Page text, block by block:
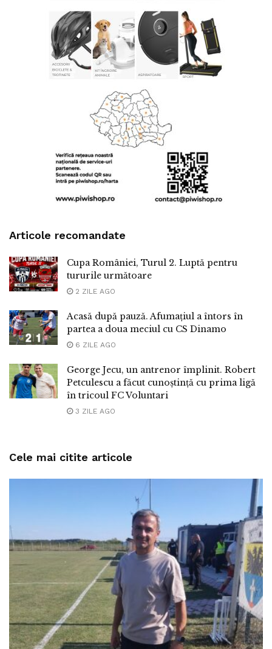
Articole recomandate
Cupa României, Turul 2. Luptă pentru
tururile următoare
2 ZILE AGO
Acasă după pauză. Afumațiul a întors în
partea a doua meciul cu CS Dinamo
6 ZILE AGO
George Jecu, un antrenor împlinit. Robert
Petculescu a făcut cunoștință cu prima ligă
în tricoul FC Voluntari
3 ZILE AGO
Cele mai citite articole